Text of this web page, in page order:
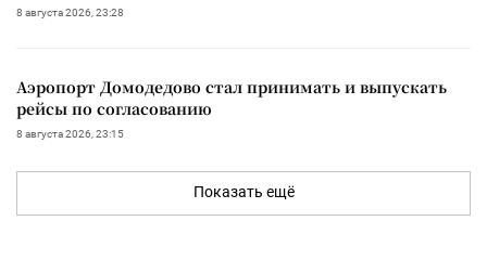
8 августа 2026, 23:28
Аэропорт Домодедово стал принимать и выпускать
рейсы по согласованию
8 августа 2026, 23:15
Показать ещё